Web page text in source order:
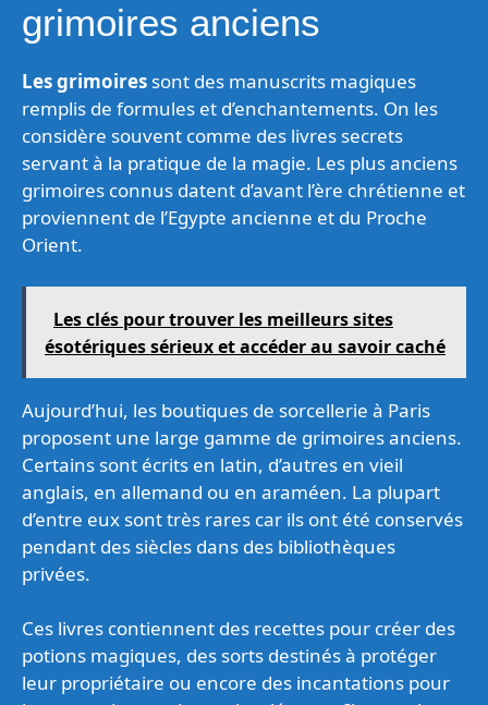
grimoires anciens
Les grimoires sont des manuscrits magiques
remplis de formules et d’enchantements. On les
considère souvent comme des livres secrets
servant à la pratique de la magie. Les plus anciens
grimoires connus datent d’avant l’ère chrétienne et
proviennent de l’Egypte ancienne et du Proche
Orient.
Les clés pour trouver les meilleurs sites
ésotériques sérieux et accéder au savoir caché
Aujourd’hui, les boutiques de sorcellerie à Paris
proposent une large gamme de grimoires anciens.
Certains sont écrits en latin, d’autres en vieil
anglais, en allemand ou en araméen. La plupart
d’entre eux sont très rares car ils ont été conservés
pendant des siècles dans des bibliothèques
privées.
Ces livres contiennent des recettes pour créer des
potions magiques, des sorts destinés à protéger
leur propriétaire ou encore des incantations pour